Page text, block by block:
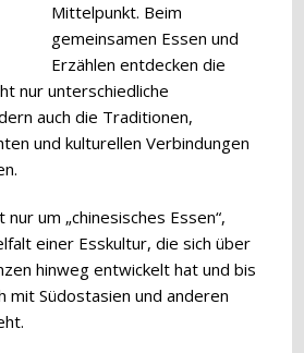
Mittelpunkt. Beim
gemeinsamen Essen und
Erzählen entdecken die
nur unterschiedliche
auch die Traditionen,
und kulturellen Verbindungen
um „chinesisches Essen“,
einer Esskultur, die sich über
hinweg entwickelt hat und bis
mit Südostasien und anderen